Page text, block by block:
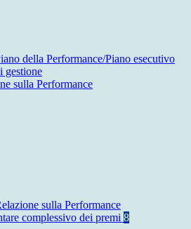
della Performance/Piano esecutivo
gestione
sulla Performance
sulla Performance
complessivo dei premi 8